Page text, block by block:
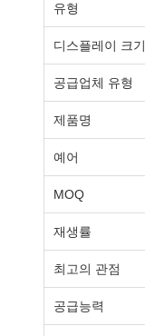
유형
디스플레이 크기
공급업체 유형
제품명
예어
MOQ
재생률
최고의 관점
공급능력